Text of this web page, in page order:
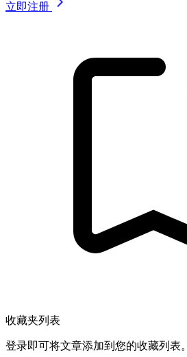
立即注册
收藏夹列表
登录即可将文章添加到您的收藏列表。